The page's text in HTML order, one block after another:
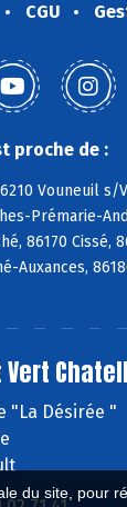
du site, pour
CGU
proche de :
Vouneuil
Prémarie-
86170
Auxances,
Vert
"La Désirée "